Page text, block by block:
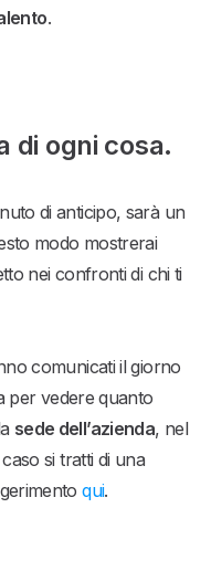
.
di ogni cosa.
di anticipo, sarà un
modo mostrerai
nei confronti di chi ti
comunicati il giorno
per vedere quanto
sede dell’azienda, nel
si tratti di una
qui.